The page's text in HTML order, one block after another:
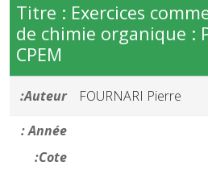
Titre : Exercices
de chimie organique :
CPEM
Auteur:
FOURNARI Pierre
Année :
Cote: